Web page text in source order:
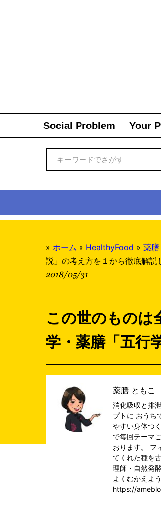
Social Problem Your
» ホーム » HealthyFood » 薬膳
説」の考え方を１から徹底解説
2018/05/31
この世のものは
学・薬膳「五行
薬膳 ともこ
消化吸収と排
プトに おうち
やすい身体つ
で毎回テーマ
おります。 フ
てくれた種を
理師・自然発
よくむかえよ
https://